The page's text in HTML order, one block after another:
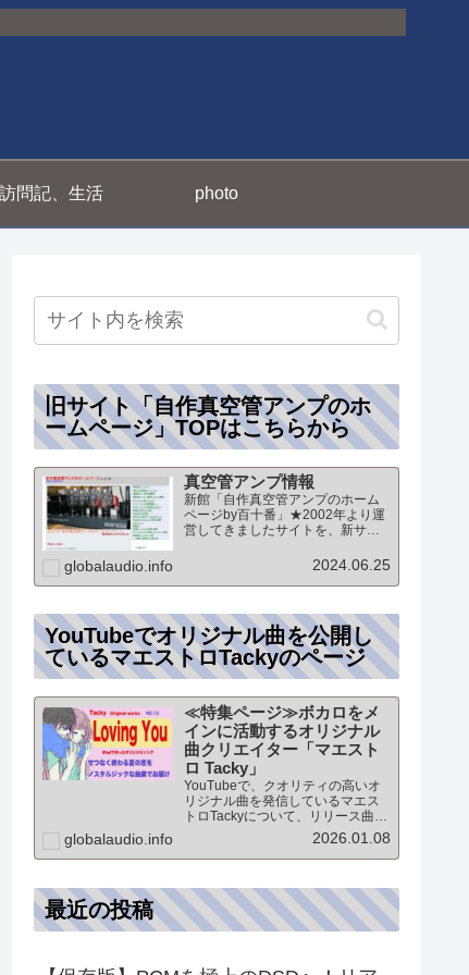
問記、生活 photo
旧サイト「自作真空管アンプのホ
ームページ」TOPはこちらから
真空管アンプ情報
新館「自作真空管アンプのホーム
ページby百十番」★2002年より運
営してきましたサイトを、新サイ
は、「新館:自作真空管アンプのホ
ジになりますオーディオ情報全般
globalaudio.info 2024.06.25
YouTubeでオリジナル曲を公開し
ているマエストロTackyのページ
≪特集ページ≫ボカロをメ
インに活動するオリジナル
曲クリエイター「マエスト
ロ Tacky」
YouTubeで、クオリティの高いオ
リジナル曲を発信しているマエス
トロTackyについて、リリース曲の
紹介（Self liner note）やprofile・
最新情報など★動画チャンネル登
録100人突破記念作品の生歌版楽曲
globalaudio.info 2026.01.08
最近の投稿